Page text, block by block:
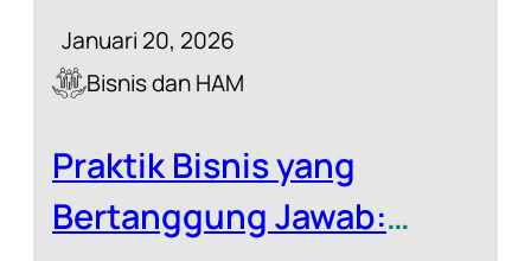
Januari 20, 2026
Bisnis dan HAM
Praktik Bisnis yang
Bertanggung Jawab: